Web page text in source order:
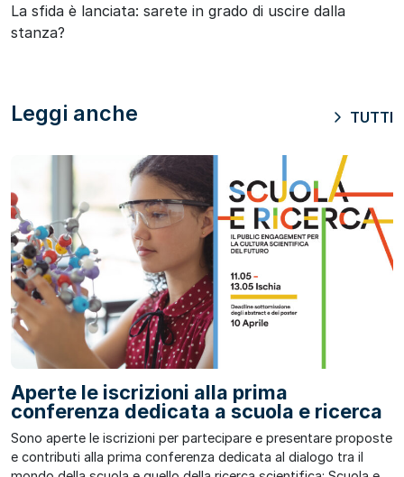
La sfida è lanciata: sarete in grado di uscire dalla
stanza?
Leggi anche TUTTI
Aperte le iscrizioni alla prima
conferenza dedicata a scuola e ricerca
Sono aperte le iscrizioni per partecipare e presentare proposte
e contributi alla prima conferenza dedicata al dialogo tra il